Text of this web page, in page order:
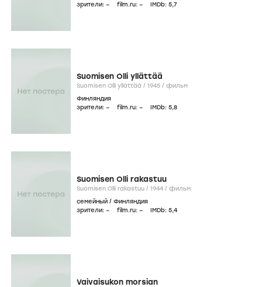
зрители: – film.ru: – IMDb: 5,7
Suomisen Olli yllättää
Suomisen Olli yllättää / 1945 / фильм
Финляндия
зрители: – film.ru: – IMDb: 5,8
Suomisen Olli rakastuu
Suomisen Olli rakastuu / 1944 / фильм
семейный / Финляндия
зрители: – film.ru: – IMDb: 5,4
Vaivaisukon morsian